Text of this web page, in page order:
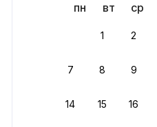
пн
вт ср
1 2
7 8 9
14 15 16
не соответствует